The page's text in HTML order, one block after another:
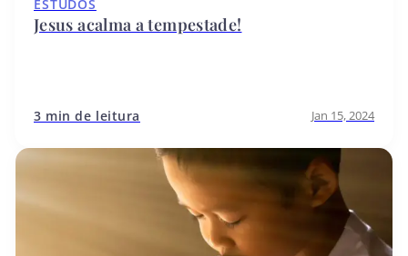
ESTUDOS
Jesus acalma a tempestade!
3 min de leitura Jan 15, 2024